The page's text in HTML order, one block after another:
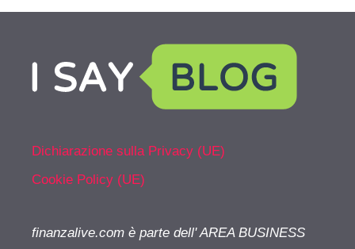
Dichiarazione sulla Privacy (UE)
Cookie Policy (UE)
finanzalive.com è parte dell' AREA BUSINESS